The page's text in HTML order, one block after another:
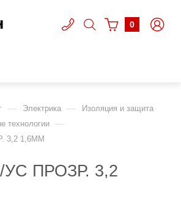
0
— Электрика — Изоляция и защита
технологии —
1,6MM
ПРОЗР. 3,2